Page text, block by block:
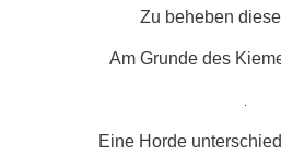
Zu beheben
Am Grunde des
Eine Horde